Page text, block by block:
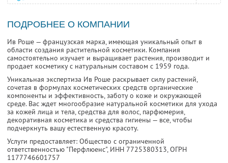
ПОДРОБНЕЕ О КОМПАНИИ
Ив Роше — французская марка, имеющая уникальный опыт в
области создания растительной косметики. Компания
самостоятельно изучает и выращивает растения, производит и
продает косметику с натуральным составом с 1959 года.
Уникальная экспертиза Ив Роше раскрывает силу растений,
сочетая в формулах косметических средств органические
компоненты и эффективность, заботу о коже и окружающей
среде. Вас ждет многообразие натуральной косметики для ухода
за кожей лица и тела, средства для волос, парфюмерия,
декоративная косметика и средства гигиены — все, чтобы
подчеркнуть вашу естественную красоту.
Услуги предоставляет: Общество с ограниченной
ответственностью "Перфлюенс", ИНН 7725380313, ОГРН
1177746601757